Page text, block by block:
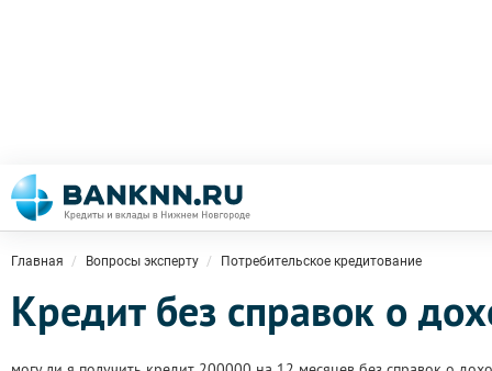
Главная Вопросы эксперту Потребительское кредитование
Кредит без справок о